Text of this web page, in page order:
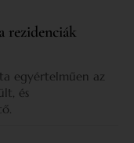
rezidenciák
egyértelműen az
és